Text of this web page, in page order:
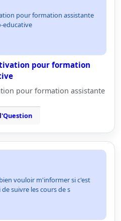
pour formation assistante
educative
pour formation
pour formation assistante
vouloir m'informer si c'est
suivre les cours de s